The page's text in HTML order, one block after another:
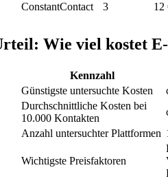
ConstantContact
3 12
Wie viel kostet
Kennzahl
Günstigste untersuchte Kosten
Durchschnittliche Kosten bei
10.000 Kontakten
Anzahl untersuchter Plattformen
Wichtigste Preisfaktoren